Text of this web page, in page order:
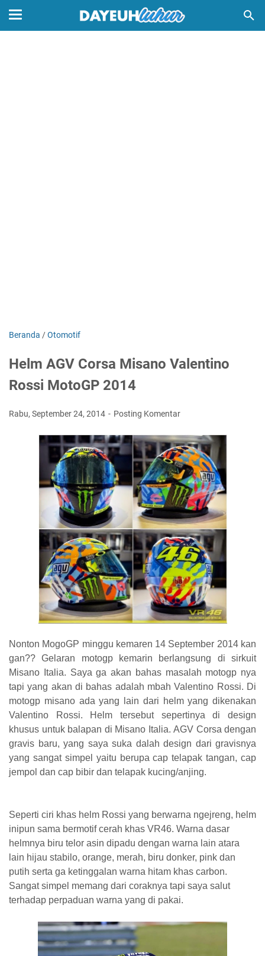
Beranda /Otomotif
Helm AGV Corsa Misano Valentino
Rossi MotoGP 2014
Rabu, September 24, 2014 Posting Komentar
Nonton MogoGP minggu kemaren 14 September 2014 kan
gan?? Gelaran motogp kemarin berlangsung di sirkuit
Misano Italia. Saya ga akan bahas masalah motogp nya
tapi yang akan di bahas adalah mbah Valentino Rossi. Di
motogp misano ada yang lain dari helm yang dikenakan
Valentino Rossi. Helm tersebut sepertinya di design
khusus untuk balapan di Misano Italia. AGV Corsa dengan
gravis baru, yang saya suka dalah design dari gravisnya
yang sangat simpel yaitu berupa cap telapak tangan, cap
jempol dan cap bibir dan telapak kucing/anjing.
Seperti ciri khas helm Rossi yang berwarna ngejreng, helm
inipun sama bermotif cerah khas VR46. Warna dasar
helmnya biru telor asin dipadu dengan warna lain atara
lain hijau stabilo, orange, merah, biru donker, pink dan
putih serta ga ketinggalan warna hitam khas carbon.
Sangat simpel memang dari coraknya tapi saya salut
terhadap perpaduan warna yang di pakai.